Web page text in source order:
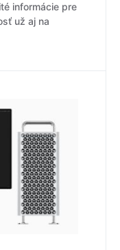
informácie pre
už aj na